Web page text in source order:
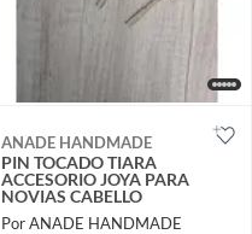
ANADE HANDMADE
PIN TOCADO TIARA
ACCESORIO JOYA PARA
NOVIAS CABELLO
Por ANADE HANDMADE